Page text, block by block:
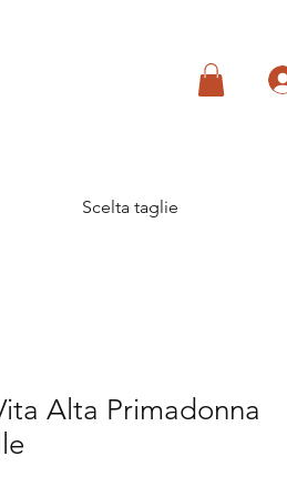
Scelta taglie
Alta Primadonna